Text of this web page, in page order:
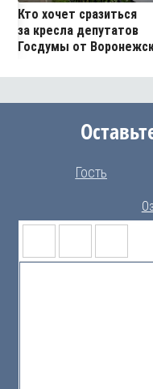
Кто хочет сразиться
за кресла депутатов
Госдумы от
Гость